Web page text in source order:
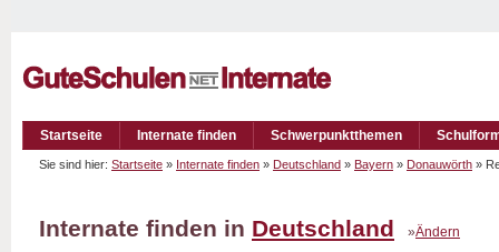
Startseite Internate finden Schwerpunktthemen
Sie sind hier: Startseite » Internate finden » Deutschland » Bayern » Donauwörth »
Internate finden in Deutschland »Ändern